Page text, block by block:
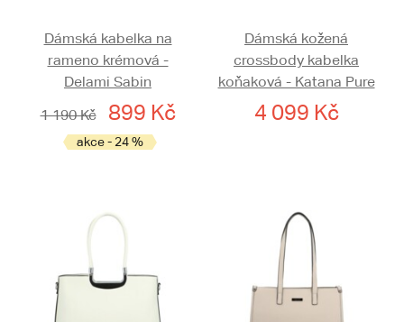
Dámská kabelka na
rameno krémová -
Delami Sabin
1 190 Kč
899 Kč
akce - 24 %
Dámská kožená
crossbody kabelka
koňaková - Katana Pure
4 099 Kč